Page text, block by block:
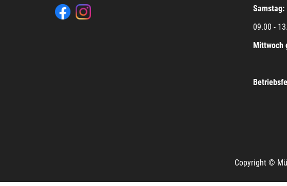
Samstag:
09.00 -
Mittwoch
Copyright ©